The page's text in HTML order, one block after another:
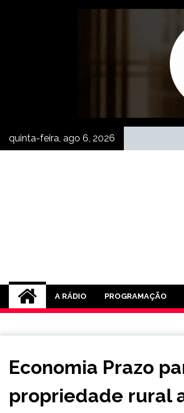
quinta-feira, ago 6, 2026
Rádio Aranãs
A RÁDIO PROGRAMAÇÃO
NOTÍCIAS
Economia Prazo
propriedade rural